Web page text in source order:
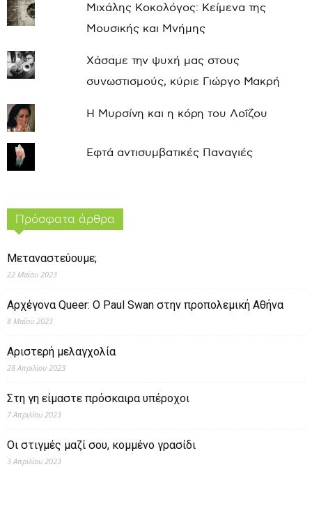
Μιχάλης Κοκολόγος: Κείμενα της
Μουσικής και Μνήμης
Χάσαμε την ψυχή μας στους
συνωστισμούς, κύριε Γιώργο Μακρή
Η Μυρσίνη και η κόρη του Λοΐζου
Εφτά αντισυμβατικές Παναγιές
Πρόσφατα άρθρα
Μεταναστεύουμε;
22 Μαΐου 2023
Αρχέγονα Queer: O Paul Swan στην προπολεμική Αθήνα
8 Μαΐου 2023
Αριστερή μελαγχολία
28 Απριλίου 2023
Στη γη είμαστε πρόσκαιρα υπέροχοι
7 Απριλίου 2023
Οι στιγμές μαζί σου, κομμένο γρασίδι
3 Απριλίου 2023